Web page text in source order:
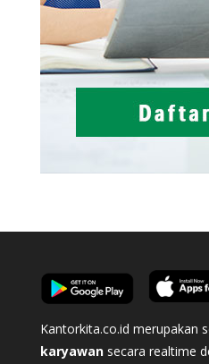
Kantorkita.co.id merupakan
karyawan secara realtime